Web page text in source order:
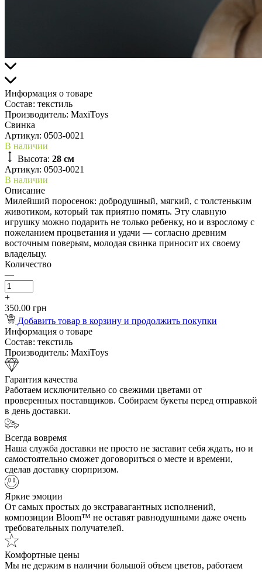
Информация о товаре
Состав: текстиль
Производитель: MaxiToys
Свинка
Артикул: 0503-0021
В наличии
Высота: 28 см
Артикул: 0503-0021
В наличии
Описание
Милейший поросенок: добродушный, мягкий, с толстеньким
животиком, который так приятно помять. Эту славную
игрушку можно подарить не только ребенку, но и взрослому с
пожеланием процветания и удачи — согласно древним
восточным поверьям, молодая свинка приносит их своему
владельцу.
Количество
—
+
350.00 грн
Добавить товар в корзину и продолжить покупки
Информация о товаре
Состав: текстиль
Производитель: MaxiToys
Гарантия качества
Работаем исключительно со свежими цветами от
проверенных поставщиков. Собираем букеты перед отправкой
в день доставки.
Всегда вовремя
Наша служба доставки не просто не заставит себя ждать, но и
самостоятельно сможет договориться о месте и времени,
сделав доставку сюрпризом.
Яркие эмоции
От самых простых до экстравагантных исполнений,
композиции Bloom™ не оставят равнодушными даже очень
требовательных получателей.
Комфортные цены
Мы не держим в наличии большой объем цветов, работаем